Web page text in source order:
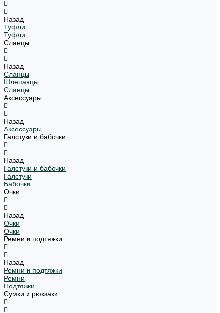
Назад
Туфли
Туфли
Сланцы
Назад
Сланцы
Шлепанцы
Сланцы
Аксессуары
Назад
Аксессуары
Галстуки и бабочки
Назад
Галстуки и бабочки
Галстуки
Бабочки
Очки
Назад
Очки
Очки
Ремни и подтяжки
Назад
Ремни и подтяжки
Ремни
Подтяжки
Сумки и рюкзаки